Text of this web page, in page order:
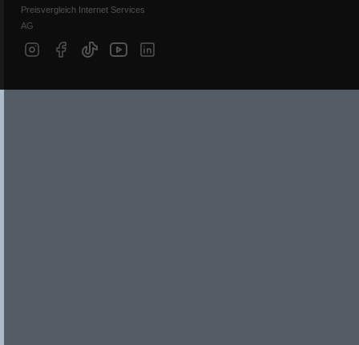
Preisvergleich Internet Services
AG